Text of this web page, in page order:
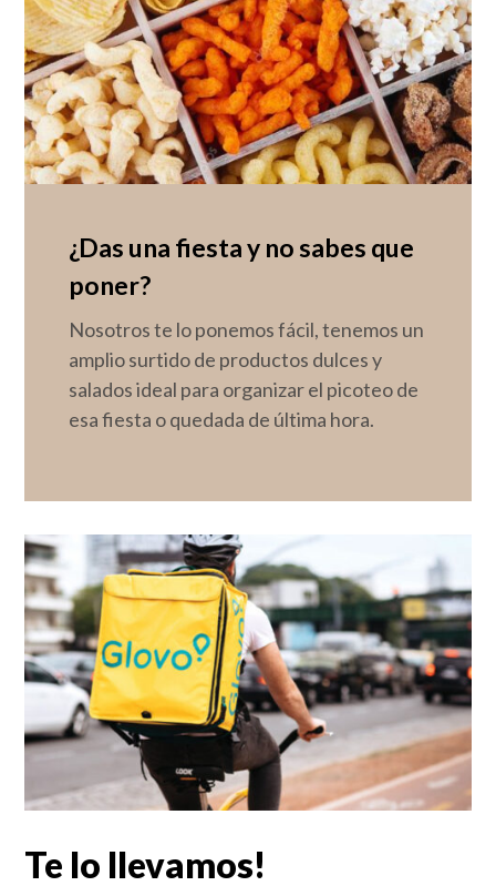
¿Das una fiesta y no sabes que
poner?
Nosotros te lo ponemos fácil, tenemos un
amplio surtido de productos dulces y
salados ideal para organizar el picoteo de
esa fiesta o quedada de última hora.
Te lo llevamos!